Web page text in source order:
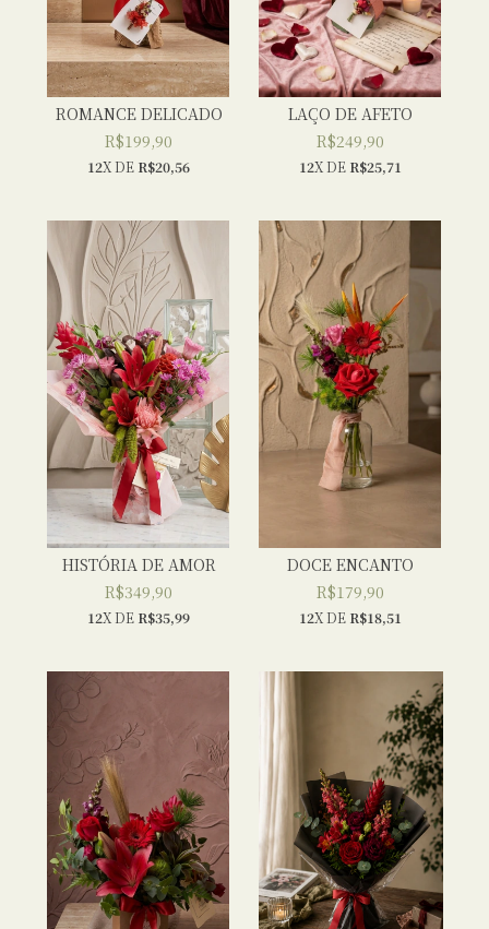
ROMANCE DELICADO
R$199,90
12X DE R$20,56
LAÇO DE AFETO
R$249,90
12X DE R$25,71
HISTÓRIA DE AMOR
R$349,90
12X DE R$35,99
DOCE ENCANTO
R$179,90
12X DE R$18,51